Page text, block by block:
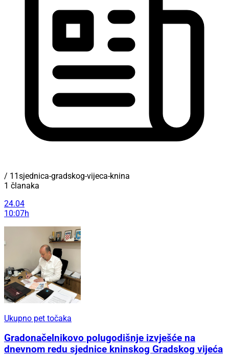
/ 11sjednica-gradskog-vijeca-knina
1 članaka
24.04
10:07h
Ukupno pet točaka
Gradonačelnikovo polugodišnje izvješće na
dnevnom redu sjednice kninskog Gradskog vijeća